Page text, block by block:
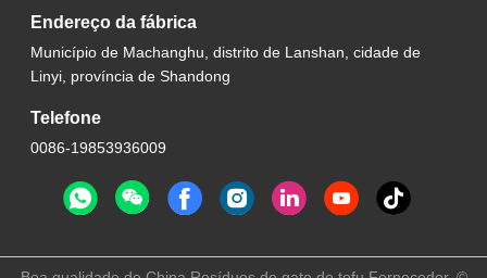
Endereço da fábrica
Município de Machanghu, distrito de Lanshan, cidade de
Linyi, província de Shandong
Telefone
0086-19853936009